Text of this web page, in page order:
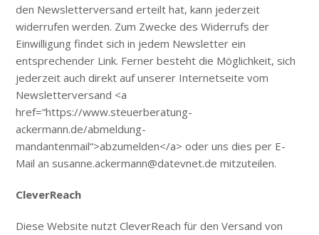
den Newsletterversand erteilt hat, kann jederzeit
widerrufen werden. Zum Zwecke des Widerrufs der
Einwilligung findet sich in jedem Newsletter ein
entsprechender Link. Ferner besteht die Möglichkeit, sich
jederzeit auch direkt auf unserer Internetseite vom
Newsletterversand <a
href=“https://www.steuerberatung-
ackermann.de/abmeldung-
mandantenmail“>abzumelden</a> oder uns dies per E-
Mail an susanne.ackermann@datevnet.de mitzuteilen.
CleverReach
Diese Website nutzt CleverReach für den Versand von